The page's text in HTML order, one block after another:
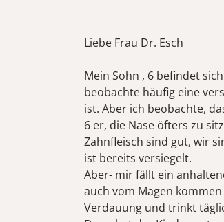
Liebe Frau Dr. Esch
Mein Sohn , 6 befindet
beobachte häufig eine
ist. Aber ich beobachte,
6 er, die Nase öfters zu
Zahnfleisch sind gut, wir
ist bereits versiegelt.
Aber- mir fällt ein
auch vom Magen
Verdauung und trinkt